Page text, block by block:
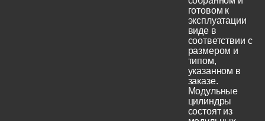
готовом к
эксплуатации
виде в
соответствии с
размером и
типом,
указанном в
заказе.
Модульные
цилиндры
состоят из